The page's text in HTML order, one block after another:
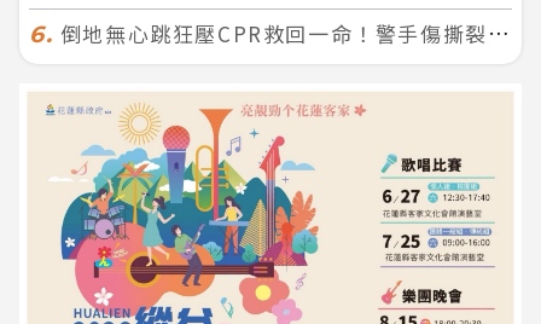
6. 倒地無心跳狂壓CPR救回一命！警手傷撕裂仍不放手 竟救到藝人何篤霖哥哥